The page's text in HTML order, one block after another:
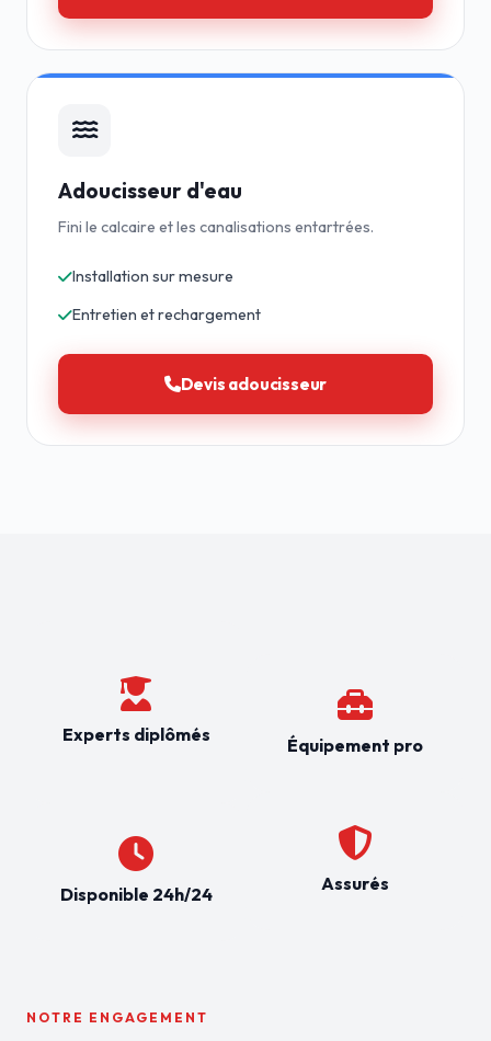
Adoucisseur d'eau
Fini le calcaire et les canalisations entartrées.
Installation sur mesure
Entretien et rechargement
Devis adoucisseur
Experts diplômés
Disponible 24h/24
Équipement pro
Assurés
NOTRE ENGAGEMENT